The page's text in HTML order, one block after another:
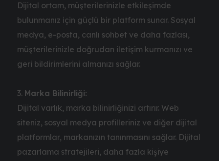
Dijital ortam, müşterilerinizle etkileşimde
bulunmanız için güçlü bir platform sunar. Sosyal
medya, e-posta, canlı sohbet ve daha fazlası,
müşterilerinizle doğrudan iletişim kurmanızı ve
geri bildirimlerini almanızı sağlar.
Marka Bilinirliği:
Dijital varlık, marka bilinirliğinizi artırır. Web
siteniz, sosyal medya profilleriniz ve diğer dijital
platformlar, markanızın tanınmasını sağlar. Dijital
pazarlama stratejileri, daha fazla kişiye